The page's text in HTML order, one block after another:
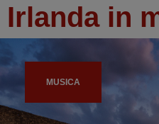
Irlanda in
MUSICA